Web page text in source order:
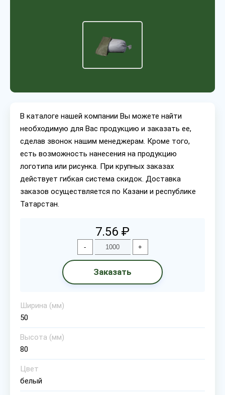
В каталоге нашей компании Вы можете найти
необходимую для Вас продукцию и заказать ее,
сделав звонок нашим менеджерам. Кроме того,
есть возможность нанесения на продукцию
логотипа или рисунка. При крупных заказах
действует гибкая система скидок. Доставка
заказов осуществляется по Казани и республике
Татарстан.
7.56 ₽
- +
Заказать
Ширина (мм)
50
Высота (мм)
80
Цвет
белый